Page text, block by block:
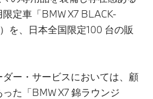
定車「BMW X7 BLACK-
を、日本全国限定100 台の販
ー・サービスにおいては、顧
た「BMW X7 錦ラウンジ